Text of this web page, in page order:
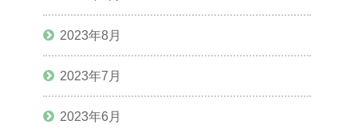
2023年8月
2023年7月
2023年6月